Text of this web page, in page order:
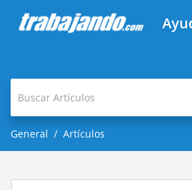
General Artículos